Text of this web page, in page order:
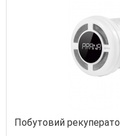
Побутовий